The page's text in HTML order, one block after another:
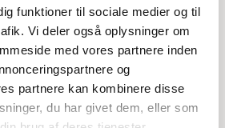
funktioner til sociale medier og til
Vi deler også oplysninger om
med vores partnere inden
og
partnere kan kombinere disse
du har givet dem, eller som
og stigesko
mm har en
sikker at bruge. Den